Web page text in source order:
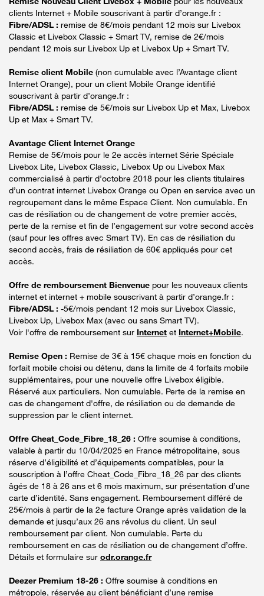
clients Internet + Mobile souscrivant à partir d’orange.fr :
Fibre/ADSL : remise de 8€/mois pendant 12 mois sur Livebox
Classic et Livebox Classic + Smart TV, remise de 2€/mois
pendant 12 mois sur Livebox Up et Livebox Up + Smart TV.
Remise client Mobile (non cumulable avec l’Avantage client
Internet Orange), pour un client Mobile Orange identifié
souscrivant à partir d’orange.fr :
Fibre/ADSL : remise de 5€/mois sur Livebox Up et Max, Livebox
Up et Max + Smart TV.
Avantage Client Internet Orange
Remise de 5€/mois pour le 2e accès internet Série Spéciale
Livebox Lite, Livebox Classic, Livebox Up ou Livebox Max
commercialisé à partir d’octobre 2018 pour les clients titulaires
d’un contrat internet Livebox Orange ou Open en service avec un
regroupement dans le même Espace Client. Non cumulable. En
cas de résiliation ou de changement de votre premier accès,
perte de la remise et fin de l’engagement sur votre second accès
(sauf pour les offres avec Smart TV). En cas de résiliation du
second accès, frais de résiliation de 60€ appliqués pour cet
accès.
Offre de remboursement Bienvenue pour les nouveaux clients
internet et internet + mobile souscrivant à partir d’orange.fr :
Fibre/ADSL : -5€/mois pendant 12 mois sur Livebox Classic,
Livebox Up, Livebox Max (avec ou sans Smart TV).
Voir l'offre de remboursement sur Internet et Internet+Mobile.
Remise Open : Remise de 3€ à 15€ chaque mois en fonction du
forfait mobile choisi ou détenu, dans la limite de 4 forfaits mobile
supplémentaires, pour une nouvelle offre Livebox éligible.
Réservé aux particuliers. Non cumulable. Perte de la remise en
cas de changement d'offre, de résiliation ou de demande de
suppression par le client internet.
Offre Cheat_Code_Fibre_18_26 : Offre soumise à conditions,
valable à partir du 10/04/2025 en France métropolitaine, sous
réserve d’éligibilité et d’équipements compatibles, pour la
souscription à l’offre Cheat_Code_Fibre_18_26 par des clients
âgés de 18 à 26 ans et 6 mois maximum, sur présentation d’une
carte d’identité. Sans engagement. Remboursement différé de
25€/mois à partir de la 2e facture Orange après validation de la
demande et jusqu’aux 26 ans révolus du client. Un seul
remboursement par client. Non cumulable. Perte du
remboursement en cas de résiliation ou de changement d’offre.
Détails et formulaire sur odr.orange.fr
Deezer Premium 18-26 : Offre soumise à conditions en
métropole, réservée au client bénéficiant d’une remise